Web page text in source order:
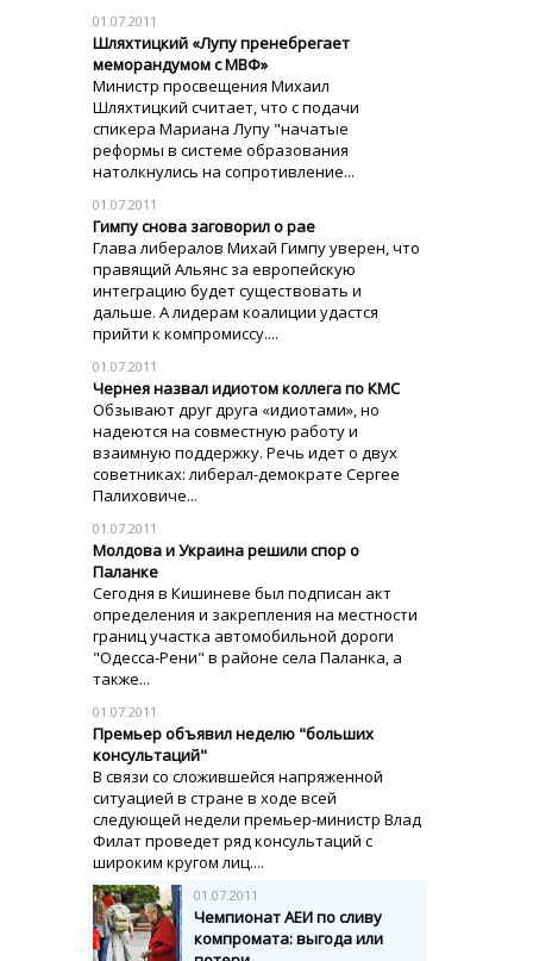
01.07.2011
Шляхтицкий «Лупу пренебрегает
меморандумом с МВФ»
Министр просвещения Михаил
Шляхтицкий считает, что с подачи
спикера Мариана Лупу "начатые
реформы в системе образования
натолкнулись на сопротивление...
01.07.2011
Гимпу снова заговорил о рае
Глава либералов Михай Гимпу уверен, что
правящий Альянс за европейскую
интеграцию будет существовать и
дальше. А лидерам коалиции удастся
прийти к компромиссу....
01.07.2011
Чернея назвал идиотом коллега по КМС
Обзывают друг друга «идиотами», но
надеются на совместную работу и
взаимную поддержку. Речь идет о двух
советниках: либерал-демократе Сергее
Палиховиче...
01.07.2011
Молдова и Украина решили спор о
Паланке
Сегодня в Кишиневе был подписан акт
определения и закрепления на местности
границ участка автомобильной дороги
"Одесса-Рени" в районе села Паланка, а
также...
01.07.2011
Премьер объявил неделю "больших
консультаций"
В связи со сложившейся напряженной
ситуацией в стране в ходе всей
следующей недели премьер-министр Влад
Филат проведет ряд консультаций с
широким кругом лиц....
01.07.2011
Чемпионат АЕИ по сливу
компромата: выгода или